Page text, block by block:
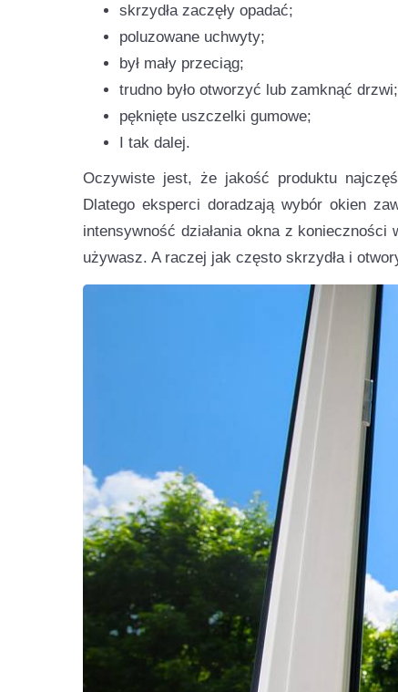
skrzydła zaczęły opadać;
poluzowane uchwyty;
był mały przeciąg;
trudno było otworzyć lub zamknąć drzwi;
pęknięte uszczelki gumowe;
I tak dalej.
Oczywiste jest, że jakość produktu
Dlatego eksperci doradzają wybór okien
intensywność działania okna z
używasz. A raczej jak często skrzydła i